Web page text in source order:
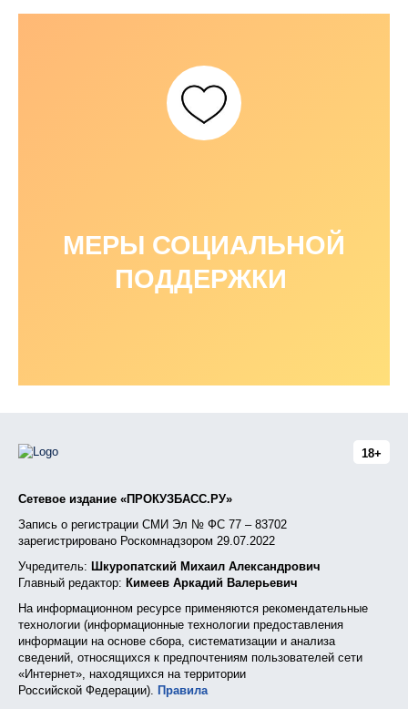
МЕРЫ СОЦИАЛЬНОЙ
ПОДДЕРЖКИ
18+
Сетевое издание «ПРОКУЗБАСС.РУ»
Запись о регистрации СМИ Эл № ФС 77 – 83702
зарегистрировано Роскомнадзором 29.07.2022
Учредитель: Шкуропатский Михаил Александрович
Главный редактор: Кимеев Аркадий Валерьевич
На информационном ресурсе применяются рекомендательные
технологии (информационные технологии предоставления
информации на основе сбора, систематизации и анализа
сведений, относящихся к предпочтениям пользователей сети
«Интернет», находящихся на территории
Российской Федерации).
Правила